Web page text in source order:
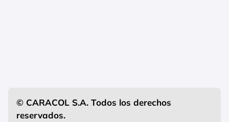
© CARACOL S.A. Todos los derechos
reservados.